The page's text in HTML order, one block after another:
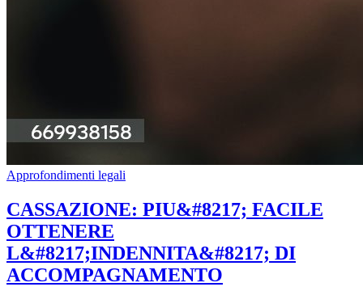
Approfondimenti legali
CASSAZIONE: PIU&#8217; FACILE
OTTENERE
L&#8217;INDENNITA&#8217; DI
ACCOMPAGNAMENTO